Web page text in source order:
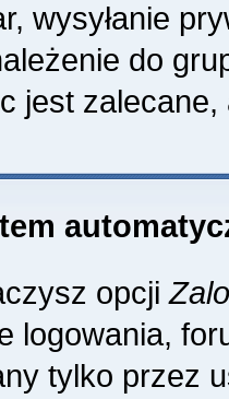
wysyłanie
do
jest zalecane,
opcji
logowania,
tylko przez